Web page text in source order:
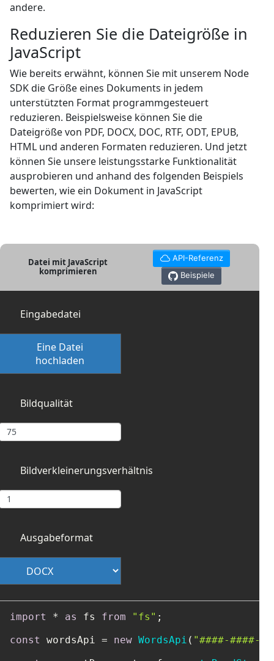
andere.
Reduzieren Sie die Dateigröße in
JavaScript
Wie bereits erwähnt, können Sie mit unserem Node
SDK die Größe eines Dokuments in jedem
unterstützten Format programmgesteuert
reduzieren. Beispielsweise können Sie die
Dateigröße von PDF, DOCX, DOC, RTF, ODT, EPUB,
HTML und anderen Formaten reduzieren. Und jetzt
können Sie unsere leistungsstarke Funktionalität
ausprobieren und anhand des folgenden Beispiels
bewerten, wie ein Dokument in JavaScript
komprimiert wird:
Datei mit JavaScript
komprimieren
API-Referenz
Beispiele
Eingabedatei
Eine Datei
hochladen
Bildqualität
Bildverkleinerungsverhältnis
Ausgabeformat
import * as fs from "fs" ;
const
wordsApi = new WordsApi ( "####-####-